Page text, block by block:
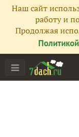
Наш сайт
работу и
Продолжая